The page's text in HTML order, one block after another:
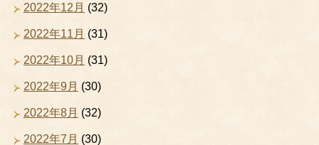
2022年12月 (32)
2022年11月 (31)
2022年10月 (31)
2022年9月 (30)
2022年8月 (32)
2022年7月 (30)